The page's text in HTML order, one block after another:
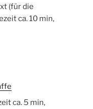
(für die
ca. 10 min,
ca. 5 min,